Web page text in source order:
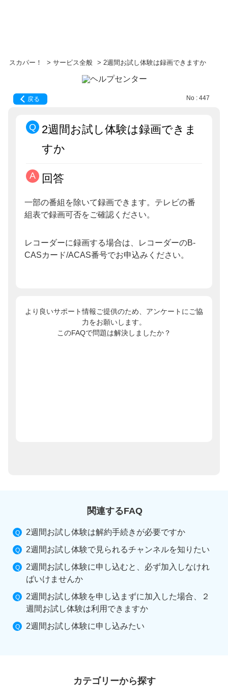
スカパー！ > サービス全般 > 2週間お試し体験は録画できますか
戻る No : 447
2週間お試し体験は録画できま
すか
回答
一部の番組を除いて録画できます。テレビの番
組表で録画可否をご確認ください。
レコーダーに録画する場合は、レコーダーのB-
CASカード/ACAS番号でお申込みください。
より良いサポート情報ご提供のため、アンケートにご協
力をお願いします。
このFAQで問題は解決しましたか？
関連するFAQ
2週間お試し体験は解約手続きが必要ですか
2週間お試し体験で見られるチャンネルを知りたい
2週間お試し体験に申し込むと、必ず加入しなけれ
ばいけませんか
2週間お試し体験を申し込まずに加入した場合、２
週間お試し体験は利用できますか
2週間お試し体験に申し込みたい
カテゴリーから探す